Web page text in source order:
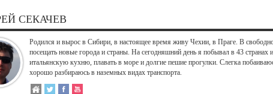
СЕКАЧЕВ
Родился и вырос в Сибири, в настоящее время живу Чехии, в Праге. В
посещать новые города и страны. На сегодняшний день я побывал в 43
итальянскую кухню, плавать в море и долгие пешие прогулки. Слегка
хорошо разбираюсь в наземных видах транспорта.